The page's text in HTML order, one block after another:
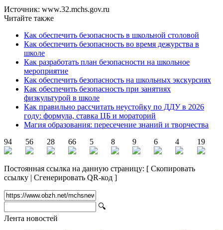
Источник: www.32.mchs.gov.ru
Читайте также
Как обеспечить безопасность в школьной столовой
Как обеспечить безопасность во время дежурства в
школе
Как разработать план безопасности на школьное
мероприятие
Как обеспечить безопасность на школьных экскурсиях
Как обеспечить безопасность при занятиях
физкультурой в школе
Как правильно рассчитать неустойку по ДДУ в 2026
году: формула, ставка ЦБ и мораторий
Магия образования: пересечение знаний и творчества
94
56 28 66 5 8 9 6 4 19
Постоянная ссылка на данную страницу: [ Скопировать
ссылку | Сгенерировать QR-код ]
🔍
Лента новостей